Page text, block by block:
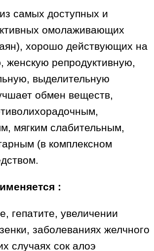
самых доступных и
омолаживающих
хорошо действующих на
женскую репродуктивную,
выделительную
обмен веществ,
мягким слабительным,
(в комплексном
:
гепатите, увеличении
заболеваниях желчного
случаях сок алоэ